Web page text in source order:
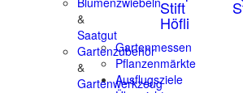
&
Saatgut
Gartenzubehör
&
Gartenwerkzeug
Stift
Höfli
Gartenmessen
Pflanzenmärkte
Ausflugsziele